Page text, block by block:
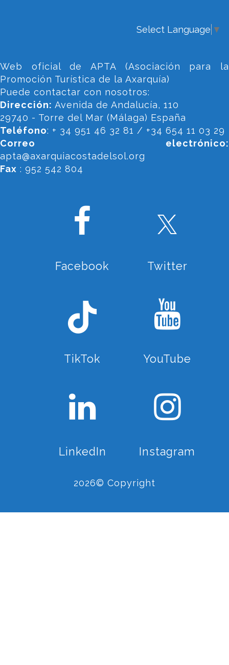
Select Language ▼
Web oficial de APTA (Asociación para la
Promoción Turística de la Axarquía)
Puede contactar con nosotros:
Dirección: Avenida de Andalucía, 110
29740 - Torre del Mar (Málaga) España
Teléfono: + 34 951 46 32 81 / +34 654 11 03 29
Correo electrónico:
apta@axarquiacostadelsol.org
Fax : 952 542 804
Facebook Twitter
TikTok YouTube
LinkedIn Instagram
2026© Copyright